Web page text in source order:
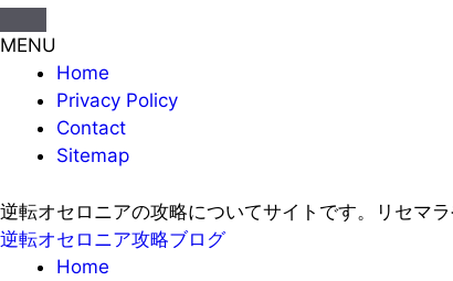
MENU
Home
Privacy Policy
Contact
Sitemap
逆転オセロニアの攻略についてサイトです。リセマ
逆転オセロニア攻略ブログ
Home